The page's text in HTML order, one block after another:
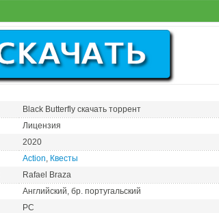
Black Butterfly скачать торрент
Лицензия
2020
Action, Квесты
Rafael Braza
Английский, бр. португальский
PC